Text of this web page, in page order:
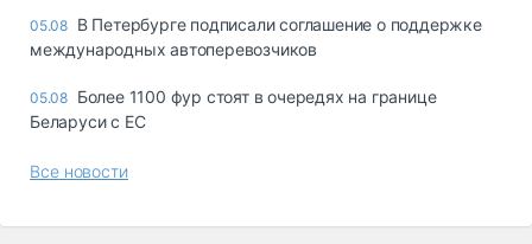
05.08 В Петербурге подписали соглашение о поддержке
международных автоперевозчиков
05.08 Более 1100 фур стоят в очередях на границе
Беларуси с ЕС
Все новости